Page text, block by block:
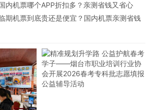
内机票哪个APP折扣多？亲测省钱又省心
期机票到底贵还是便宜？国内机票亲测省钱